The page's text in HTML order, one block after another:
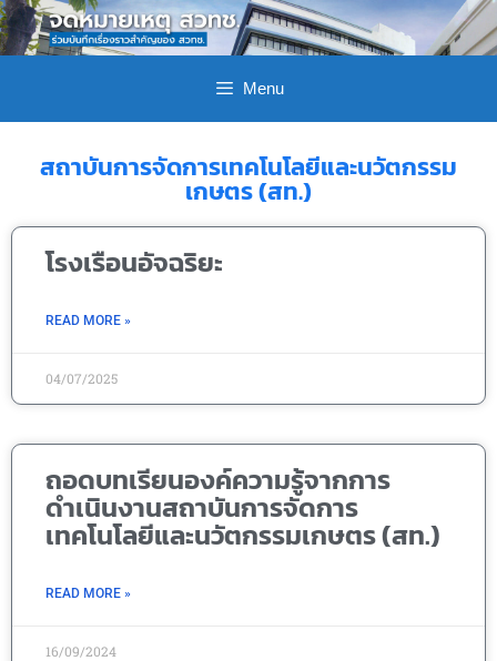
Menu
สถาบันการจัดการเทคโนโลยีและนวัตกรรม
เกษตร (สท.)
โรงเรือนอัจฉริยะ
READ MORE »
04/07/2025
ถอดบทเรียนองค์ความรู้จากการ
ดำเนินงานสถาบันการจัดการ
เทคโนโลยีและนวัตกรรมเกษตร (สท.)
READ MORE »
16/09/2024